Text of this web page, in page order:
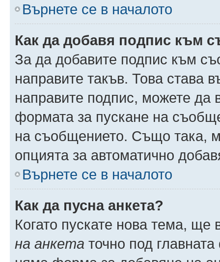
Върнете се в началото
Как да добавя подпис към
За да добавите подпис към
направите такъв. Това
направите подпис, можете да
формата за пускане на
на съобщението. Също така,
опцията за автоматично
Върнете се в началото
Как да пусна анкета?
Когато пускате нова тема,
на анкета точно под